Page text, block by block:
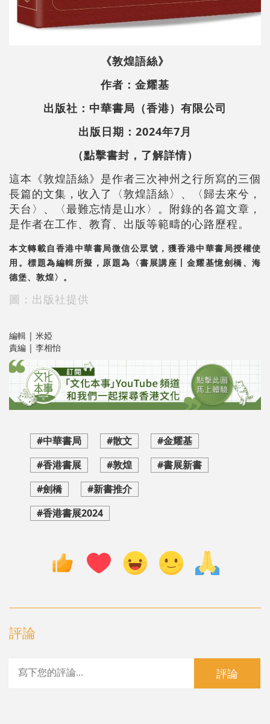
《敦煌語絲》
作者：金耀基
出版社：中華書局（香港）有限公司
出版日期：2024年7月
（點擊書封，了解詳情）
這本《敦煌語絲》是作者三次神州之行所寫的三個
長篇的文集，收入了〈敦煌語絲〉、〈歸去來兮，
天台〉、〈最難忘情是山水〉。附錄的各篇文章，
是作者在工作、教育、出版等範疇的心路歷程。
本文轉載自香港中華書局微信公眾號，獲香港中華書局授權使
用。標題為編輯所擬，原題為〈書展講座丨金耀基憶劍橋、海
德堡、敦煌〉。
圖：出版社提供
編輯 | 米婭
責編 | 李相怡
#中華書局 #散文
#金耀基
#香港書展
#敦煌
#書展新書
#劍橋
#新書推介
#香港書展2024
評論
評論